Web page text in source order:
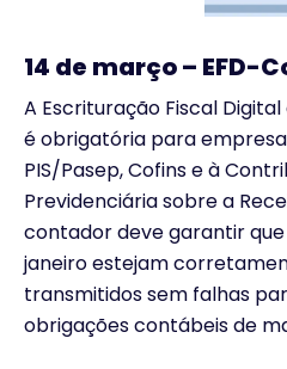
14 de março – EFD-
A Escrituração Fiscal
é obrigatória para
PIS/Pasep, Cofins e à
Previdenciária sobre a
contador deve garantir
janeiro estejam
transmitidos sem falhas
obrigações contábeis de